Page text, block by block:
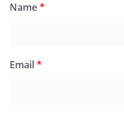
Name*
Email*